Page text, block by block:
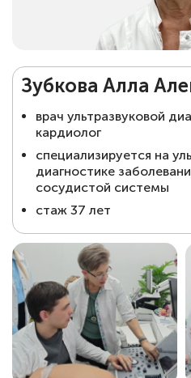
Зубкова Алла
врач ультразвуковой
кардиолог
⁠специализируется на
диагностике
сосудистой системы
⁠стаж 37 лет